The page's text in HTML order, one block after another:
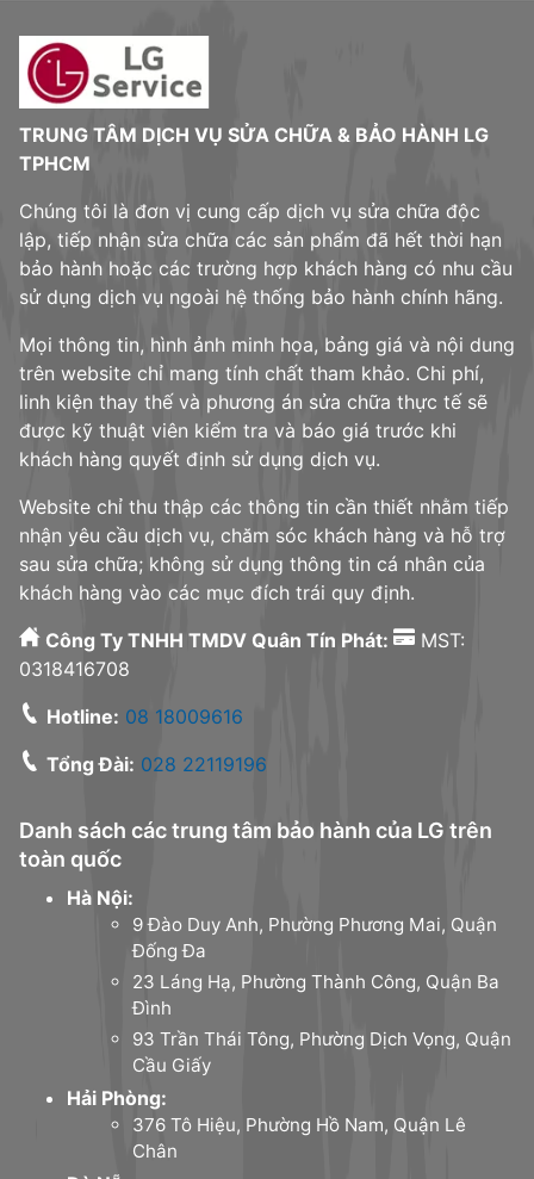
TRUNG TÂM DỊCH VỤ SỬA CHỮA & BẢO HÀNH LG
TPHCM
Chúng tôi là đơn vị cung cấp dịch vụ sửa chữa độc
lập, tiếp nhận sửa chữa các sản phẩm đã hết thời hạn
bảo hành hoặc các trường hợp khách hàng có nhu cầu
sử dụng dịch vụ ngoài hệ thống bảo hành chính hãng.
Mọi thông tin, hình ảnh minh họa, bảng giá và nội dung
trên website chỉ mang tính chất tham khảo. Chi phí,
linh kiện thay thế và phương án sửa chữa thực tế sẽ
được kỹ thuật viên kiểm tra và báo giá trước khi
khách hàng quyết định sử dụng dịch vụ.
Website chỉ thu thập các thông tin cần thiết nhằm tiếp
nhận yêu cầu dịch vụ, chăm sóc khách hàng và hỗ trợ
sau sửa chữa; không sử dụng thông tin cá nhân của
khách hàng vào các mục đích trái quy định.
Công Ty TNHH TMDV Quân Tín Phát:
MST:
0318416708
Hotline: 08 18009616
Tổng Đài: 028 22119196
Danh sách các trung tâm bảo hành của LG trên
toàn quốc
Hà Nội:
9 Đào Duy Anh, Phường Phương Mai, Quận
Đống Đa
23 Láng Hạ, Phường Thành Công, Quận Ba
Đình
93 Trần Thái Tông, Phường Dịch Vọng, Quận
Cầu Giấy
Hải Phòng:
376 Tô Hiệu, Phường Hồ Nam, Quận Lê
Chân